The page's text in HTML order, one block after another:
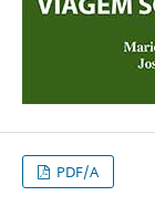
PDF/A